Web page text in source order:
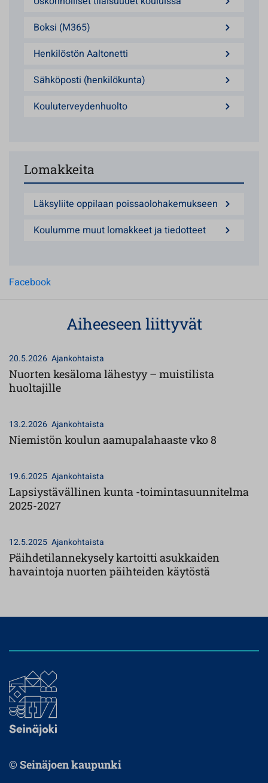
Boksi (M365)
Henkilöstön Aaltonetti
Sähköposti (henkilökunta)
Kouluterveydenhuolto
Lomakkeita
Läksyliite oppilaan poissaolohakemukseen
Koulumme muut lomakkeet ja tiedotteet
Facebook
Aiheeseen liittyvät
20.5.2026 Ajankohtaista
Nuorten kesäloma lähestyy – muistilista
huoltajille
13.2.2026 Ajankohtaista
Niemistön koulun aamupalahaaste vko 8
19.6.2025 Ajankohtaista
Lapsiystävällinen kunta -toimintasuunnitelma
2025-2027
12.5.2025 Ajankohtaista
Päihdetilannekysely kartoitti asukkaiden
havaintoja nuorten päihteiden käytöstä
© Seinäjoen kaupunki